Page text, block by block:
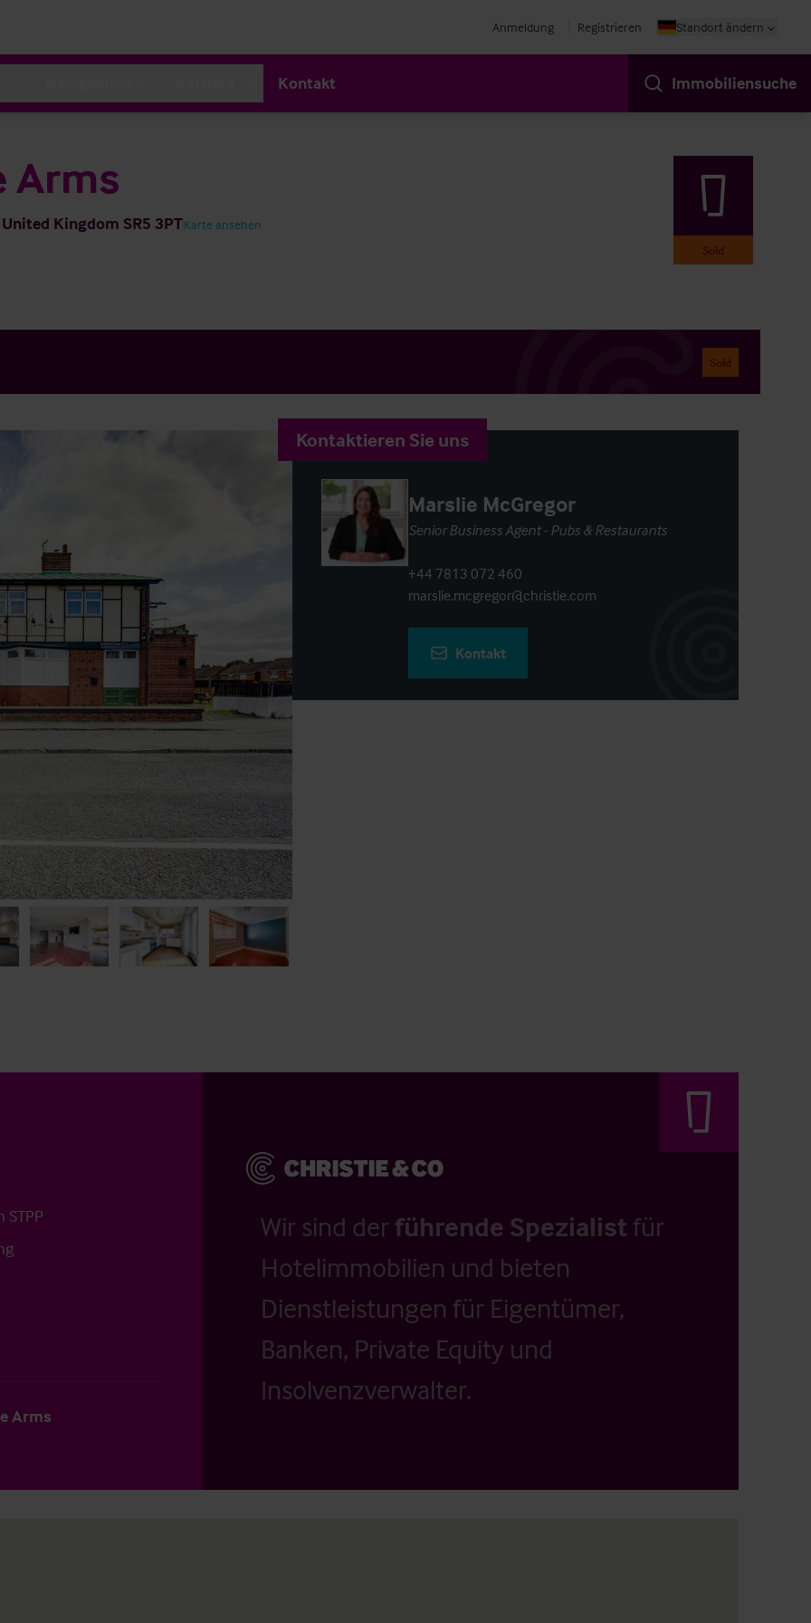
Anmeldung Registrieren Standort ändern
Kontakt Immobiliensuche
Arms
Kingdom SR5 3PTKarte ansehen
Sold
Sold
Kontaktieren Sie uns
Marslie McGregor
Senior Business Agent - Pubs & Restaurants
+44 7813 072 460
marslie.mcgregor@christie.com
Kontakt
Arms
Wir sind der führende Spezialistfür
Hotelimmobilien und bieten
Dienstleistungen für Eigentümer,
Banken, Private Equity und
Insolvenzverwalter.